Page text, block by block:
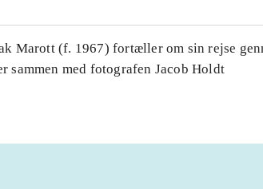
Marott (f. 1967) fortæller om sin rejse
sammen med fotografen Jacob Holdt